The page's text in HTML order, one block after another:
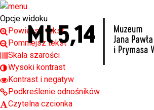
Open toolbar
Opcje widoku
Powiększ tekst
Pomniejsz tekst
Skala szarości
Wysoki kontrast
Kontrast i negatyw
Podkreślenie odnośników
Czytelna czcionka